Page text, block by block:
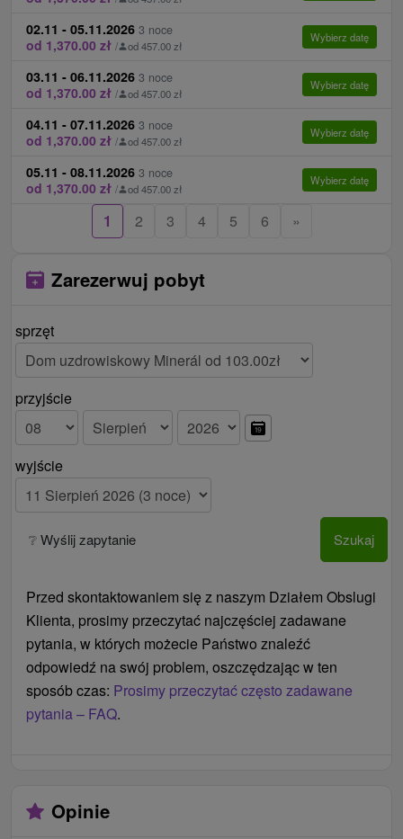
Republiki Słowackiej nr. 84/2016. KH Minerál jest
obiektem hotelowym zgodnie z rozporządzeniem
Ministra Gospodarki Republiki Słowackiej nr.
277/2008.
W DU Minerál znajduje się zakwaterowanie i
żywność, procedury są dostępne w spa około 400
m od hotelu.
Internet: WIFI we wszystkich domach
uzdrowiskowych bezpłatnie.
Zwierzęta:Nie jest możliwe zakwaterowanie ze
zwierzęciem.
02.11 - 05.11.2026 3 noce
od 1,370.00 zł / od 457.00 zł
Wybierz datę
03.11 - 06.11.2026 3 noce
od 1,370.00 zł / od 457.00 zł
Wybierz datę
04.11 - 07.11.2026 3 noce
od 1,370.00 zł / od 457.00 zł
Wybierz datę
05.11 - 08.11.2026 3 noce
od 1,370.00 zł / od 457.00 zł
Wybierz datę
1 2 3 4 5 6 »
Zarezerwuj pobyt
sprzęt
przyjście
wyjście
❔ Wyślij zapytanie Szukaj
Przed skontaktowaniem się z naszym Działem Obslugi
Klienta, prosimy przeczytać najczęściej zadawane
pytania, w których możecie Państwo znaleźć
odpowiedź na swój problem, oszczędzając w ten
sposób czas: Prosimy przeczytać często zadawane
pytania – FAQ.
Opinie